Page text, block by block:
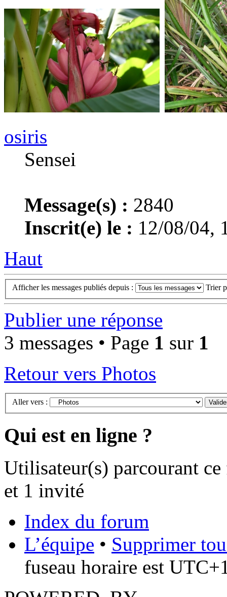
osiris
Sensei
Message(s) : 2840
Inscrit(e) le : 12/08/04,
Haut
Afficher les messages publiés depuis : Trier
Publier une réponse
3 messages • Page 1 sur 1
Retour vers Photos
Aller vers :
Qui est en ligne ?
Utilisateur(s) parcourant
et 1 invité
Index du forum
L’équipe • Supprimer
fuseau horaire est